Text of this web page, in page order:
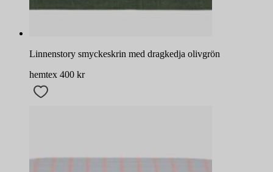
Linnenstory smyckeskrin med dragkedja olivgrön
hemtex 400 kr